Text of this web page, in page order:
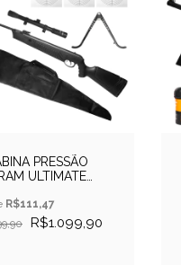
PRESSÃO
ULTIMATE
R$111,47
R$1.099,90